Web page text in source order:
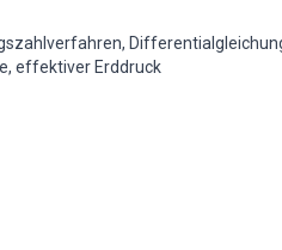
effektiver Erddruck